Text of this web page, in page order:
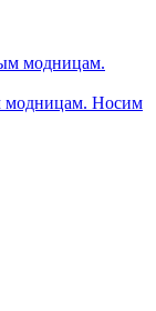
модницам. Носим